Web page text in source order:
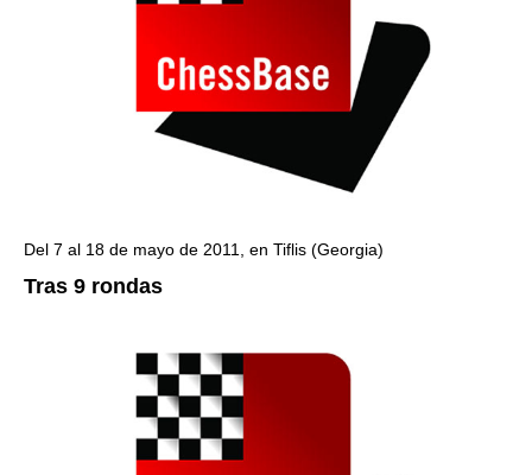
Del 7 al 18 de mayo de 2011, en Tiflis (Georgia)
Tras 9 rondas